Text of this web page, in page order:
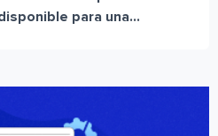
para una...